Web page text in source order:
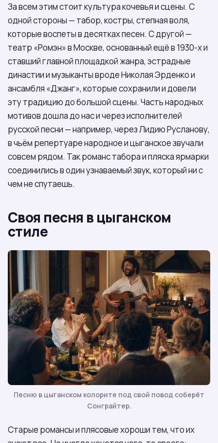
За всем этим стоит культура кочевья и сцены. С
одной стороны — табор, костры, степная воля,
которые воспеты в десятках песен. С другой —
театр «Ромэн» в Москве, основанный ещё в 1930-х и
ставший главной площадкой жанра, эстрадные
династии и музыканты вроде Николая Эрденко и
ансамбля «Джанг», которые сохранили и довели
эту традицию до большой сцены. Часть народных
мотивов дошла до нас и через исполнителей
русской песни — например, через Лидию Русланову,
в чьём репертуаре народное и цыганское звучали
совсем рядом. Так романс табора и пляска ярмарки
соединились в один узнаваемый звук, который ни с
чем не спутаешь.
Своя песня в цыганском
стиле
Песню в цыганском колорите под свой повод соберёт
Сонграйтер.
Старые романсы и плясовые хороши тем, что их